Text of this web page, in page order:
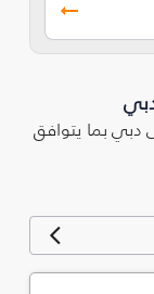
دبي بما يتوافق